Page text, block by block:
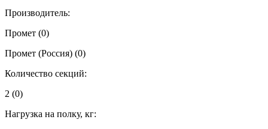
Производитель:
Промет (0)
Промет (Россия) (0)
Количество секций:
2 (0)
Нагрузка на полку, кг: